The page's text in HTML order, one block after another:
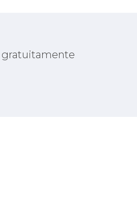
gratuitamente